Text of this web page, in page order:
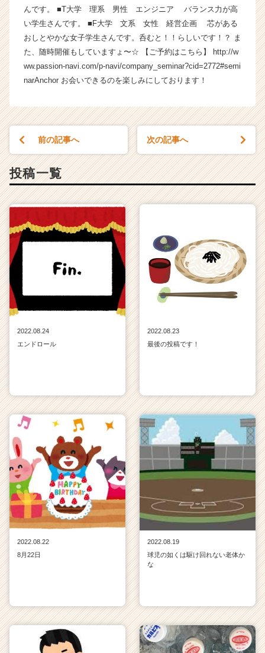
か
ら
ス
カ
ウ
ト
が
く
イ
キ
リ
ア
んです。 ■T大学 理系 男性 エンジニア バランス力が高
い学生さんです。 ■F大学 文系 女性 経営企画 芯がある
おしとやかな女子学生さんです。呑むと！！らしいです！？ ま
た、随時開催もしていますょ〜☆ 【ご予約はこちら】 http://w
ww.passion-navi.com/p-navi/company_seminar?cid=2772#semi
narAnchor お会いできるのを楽しみにしております！
前の記事へ 次の記事へ
投稿一覧
2022.08.24
エンドロール
2022.08.23
最後の投稿です！
2022.08.22
8月22日
2022.08.19
球児の如くは駆け回れない老体か
な